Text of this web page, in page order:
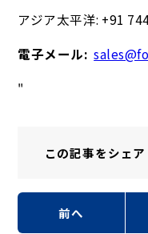
アジア太平洋: +91
電子メール:
"
この記事をシェア
前へ